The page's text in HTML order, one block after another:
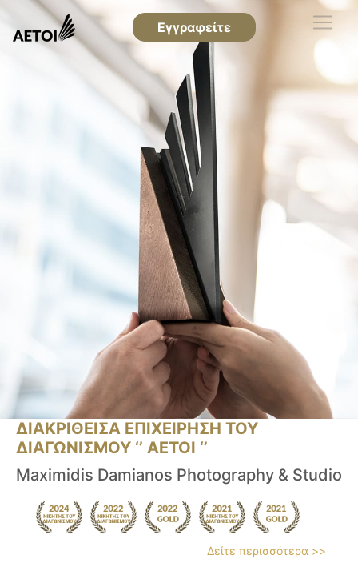
Εγγραφείτε
ΔΙΑΚΡΙΘΕΙΣΑ ΕΠΙΧΕΙΡΗΣΗ ΤΟΥ
ΔΙΑΓΩΝΙΣΜΟΥ ‘’ ΑΕΤΟΙ ‘’
Maximidis Damianos Photography & Studio
Δείτε περισσότερα >>